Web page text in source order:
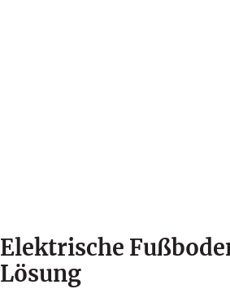
Elektrische
Lösung